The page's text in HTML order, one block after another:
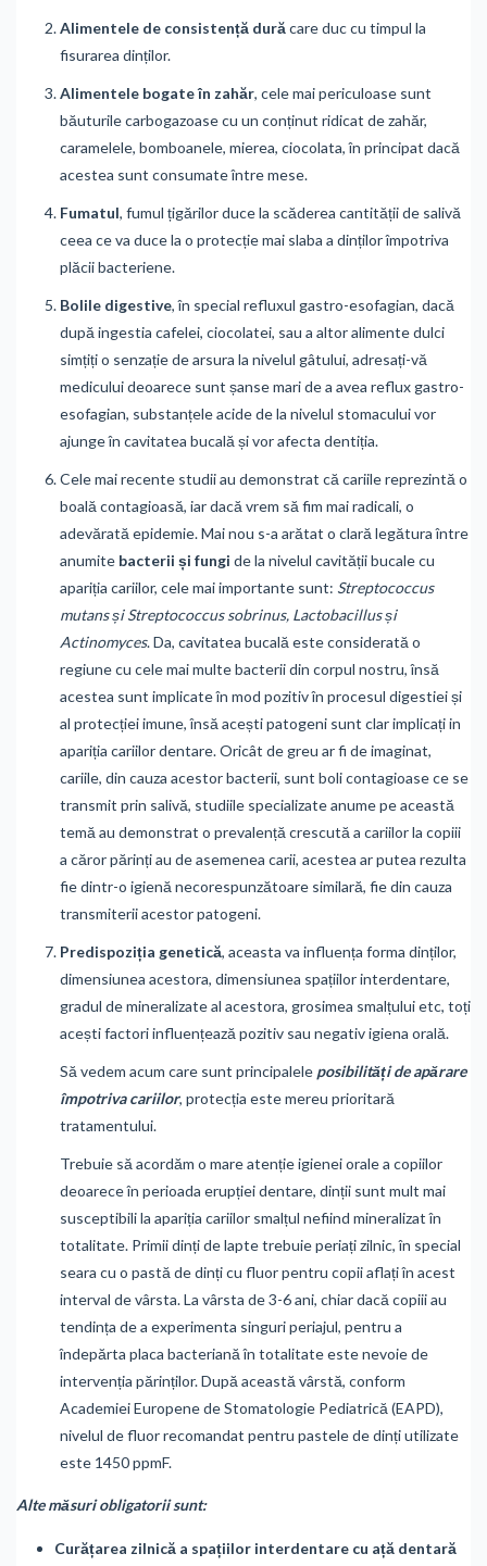
Alimentele de consistență durăcare duc cu timpul la
fisurarea dinților.
Alimentele bogate în zahăr, cele mai periculoase sunt
băuturile carbogazoase cu un conținut ridicat de zahăr,
caramelele, bomboanele, mierea, ciocolata, în principat dacă
acestea sunt consumate între mese.
Fumatul, fumul țigărilor duce la scăderea cantității de salivă
ceea ce va duce la o protecție mai slaba a dinților împotriva
plăcii bacteriene.
Bolile digestive, în special refluxul gastro-esofagian, dacă
după ingestia cafelei, ciocolatei, sau a altor alimente dulci
simțiți o senzație de arsura la nivelul gâtului, adresați-vă
medicului deoarece sunt șanse mari de a avea reflux gastro-
esofagian, substanțele acide de la nivelul stomacului vor
ajunge în cavitatea bucală și vor afecta dentiția.
Cele mai recente studii au demonstrat că cariile reprezintă o
boală contagioasă, iar dacă vrem să fim mai radicali, o
adevărată epidemie. Mai nou s-a arătat o clară legătura între
anumite bacterii și fungi de la nivelul cavității bucale cu
apariția cariilor, cele mai importante sunt: Streptococcus
mutans și Streptococcus sobrinus, Lactobacillus și
Actinomyces. Da, cavitatea bucală este considerată o
regiune cu cele mai multe bacterii din corpul nostru, însă
acestea sunt implicate în mod pozitiv în procesul digestiei și
al protecției imune, însă acești patogeni sunt clar implicați in
apariția cariilor dentare. Oricât de greu ar fi de imaginat,
cariile, din cauza acestor bacterii, sunt boli contagioase ce se
transmit prin salivă, studiile specializate anume pe această
temă au demonstrat o prevalență crescută a cariilor la copiii
a căror părinți au de asemenea carii, acestea ar putea rezulta
fie dintr-o igienă necorespunzătoare similară, fie din cauza
transmiterii acestor patogeni.
Predispoziția genetică, aceasta va influența forma dinților,
dimensiunea acestora, dimensiunea spațiilor interdentare,
gradul de mineralizate al acestora, grosimea smalțului etc, toți
acești factori influențează pozitiv sau negativ igiena orală.
Să vedem acum care sunt principalele posibilități de apărare
împotriva cariilor, protecția este mereu prioritară
tratamentului.
Trebuie să acordăm o mare atenție igienei orale a copiilor
deoarece în perioada erupției dentare, dinții sunt mult mai
susceptibili la apariția cariilor smalțul nefiind mineralizat în
totalitate. Primii dinți de lapte trebuie periați zilnic, în special
seara cu o pastă de dinți cu fluor pentru copii aflați în acest
interval de vârsta. La vârsta de 3-6 ani, chiar dacă copiii au
tendința de a experimenta singuri periajul, pentru a
îndepărta placa bacteriană în totalitate este nevoie de
intervenția părinților. După această vârstă, conform
Academiei Europene de Stomatologie Pediatrică (EAPD),
nivelul de fluor recomandat pentru pastele de dinți utilizate
este 1450 ppmF.
Alte măsuri obligatorii sunt:
Curățarea zilnică a spațiilor interdentare cu ață dentară